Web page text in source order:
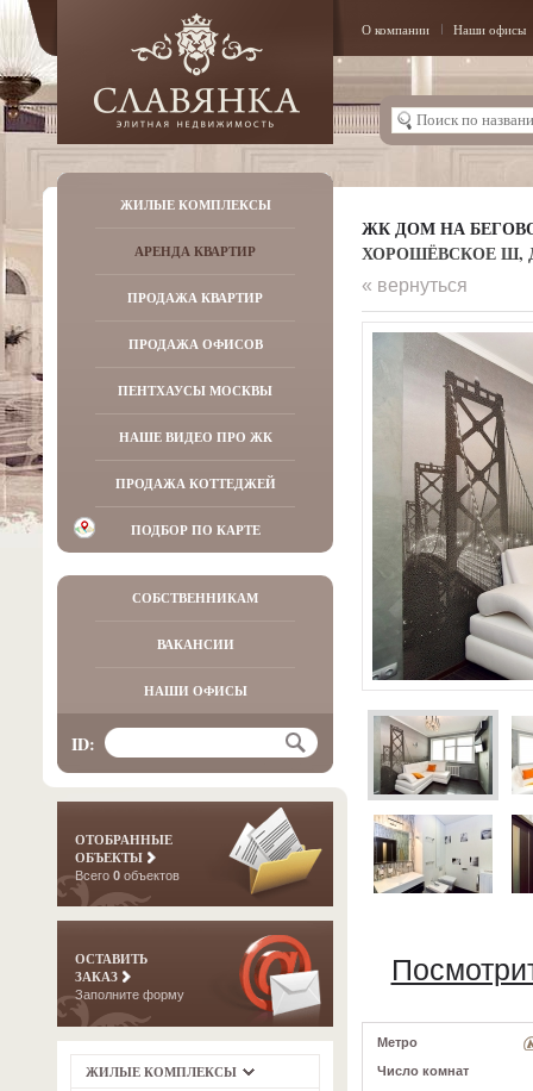
О компании Наши офисы
ЖИЛЫЕ КОМПЛЕКСЫ
АРЕНДА КВАРТИР
ПРОДАЖА КВАРТИР
ПРОДАЖА ОФИСОВ
ПЕНТХАУСЫ МОСКВЫ
НАШЕ ВИДЕО ПРО ЖК
ПРОДАЖА КОТТЕДЖЕЙ
ПОДБОР ПО КАРТЕ
СОБСТВЕННИКАМ
ВАКАНСИИ
НАШИ ОФИСЫ
ID:
ОТОБРАННЫЕ
ОБЪЕКТЫ
Всего 0 объектов
ОСТАВИТЬ
ЗАКАЗ
Заполните форму
ЖИЛЫЕ КОМПЛЕКСЫ
ЖК ДОМ НА
ХОРОШЁВСКОЕ Ш,
« вернуться
Метро
Число комнат